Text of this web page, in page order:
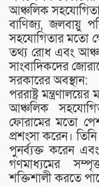
​আঞ্চলিক সহযোগিতা
​বাণিজ্য, জলবায়ু
সহযোগিতার মতো
তথ্য রোধ এবং
সাংবাদিকদের
​সরকারের অবস্থান:
​পররাষ্ট্র
আঞ্চলিক
ফোরামের মতো
প্রশংসা করেন।
পুনর্ব্যক্ত করেন
গণমাধ্যমের
শক্তিশালী করতে